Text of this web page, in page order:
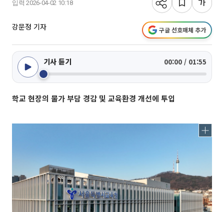
입력 2026-04-02 10:18
강문정 기자 구글 선호매체 추가
기사 듣기 00:00 / 01:55
학교 현장의 물가 부담 경감 및 교육환경 개선에 투입